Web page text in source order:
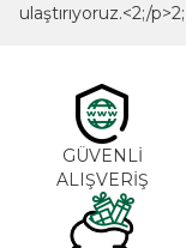
ulaştırıyoruz.<2;/p>2;
GÜVENLİ
ALIŞVERİŞ